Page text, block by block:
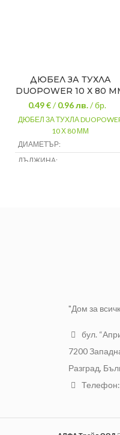
ДЮБЕЛ ЗА ТУХЛА
DUOPOWER 10 Х 80
0.49 €/0.96лв./ бр.
ДЮБЕЛ ЗА ТУХЛА
10 Х 80 ММ
ДИАМЕТЪР:
ДЪЛЖИНА:
"Дом за
бул.
7200
Разград,
Телефон: